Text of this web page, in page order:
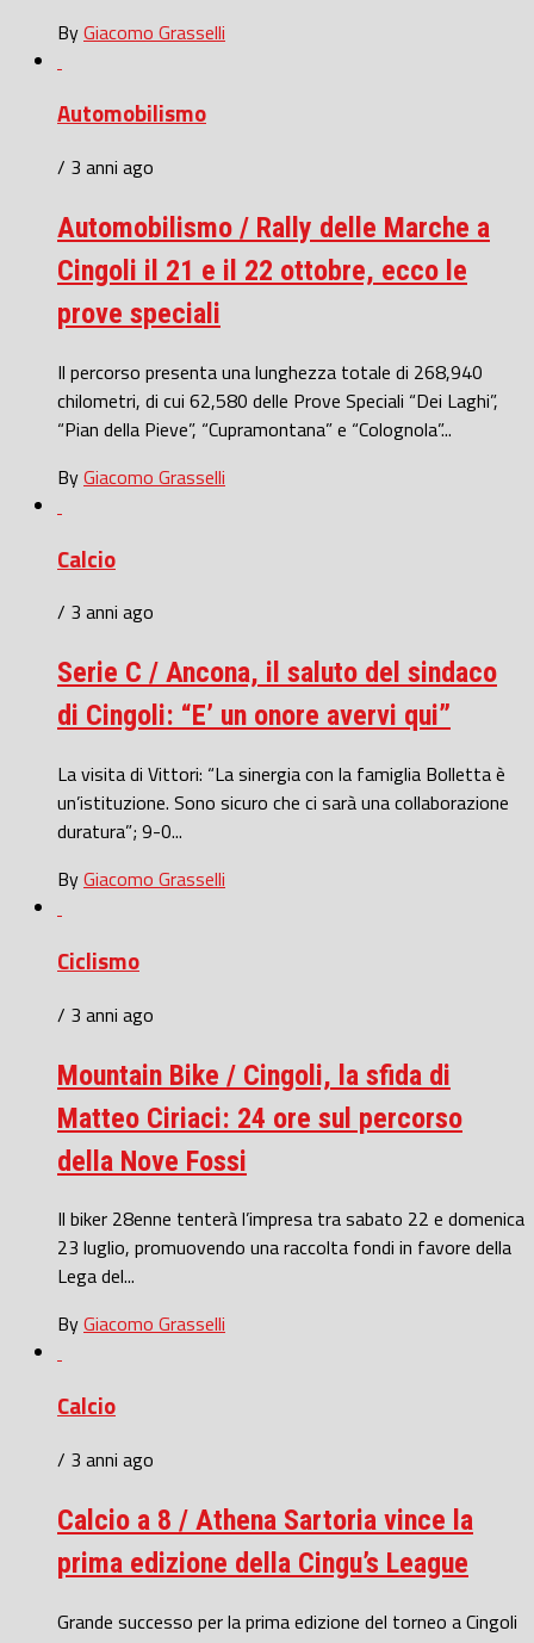
ByGiacomo Grasselli
Automobilismo
/ 3 anni ago
Automobilismo / Rally delle Marche a
Cingoli il 21 e il 22 ottobre, ecco le
prove speciali
Il percorso presenta una lunghezza totale di 268,940
chilometri, di cui 62,580 delle Prove Speciali “Dei Laghi”,
“Pian della Pieve”, “Cupramontana” e “Colognola”...
ByGiacomo Grasselli
Calcio
/ 3 anni ago
Serie C / Ancona, il saluto del sindaco
di Cingoli: “E’ un onore avervi qui”
La visita di Vittori: “La sinergia con la famiglia Bolletta è
un’istituzione. Sono sicuro che ci sarà una collaborazione
duratura”; 9-0...
ByGiacomo Grasselli
Ciclismo
/ 3 anni ago
Mountain Bike / Cingoli, la sfida di
Matteo Ciriaci: 24 ore sul percorso
della Nove Fossi
Il biker 28enne tenterà l’impresa tra sabato 22 e domenica
23 luglio, promuovendo una raccolta fondi in favore della
Lega del...
ByGiacomo Grasselli
Calcio
/ 3 anni ago
Calcio a 8 / Athena Sartoria vince la
prima edizione della Cingu’s League
Grande successo per la prima edizione del torneo a Cingoli